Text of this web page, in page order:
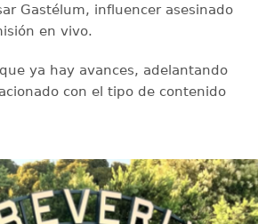
Gastélum, influencer asesinado
en vivo.
ya hay avances, adelantando
con el tipo de contenido